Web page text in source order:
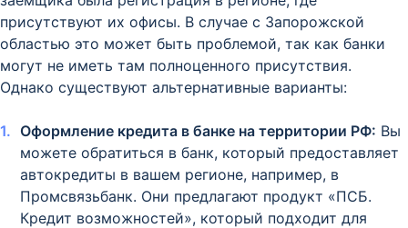
присутствуют их офисы. В случае с Запорожской
областью это может быть проблемой, так как банки
могут не иметь там полноценного присутствия.
Однако существуют альтернативные варианты:
Оформление кредита в банке на территории РФ: Вы
можете обратиться в банк, который предоставляет
автокредиты в вашем регионе, например, в
Промсвязьбанк. Они предлагают продукт «ПСБ.
Кредит возможностей», который подходит для